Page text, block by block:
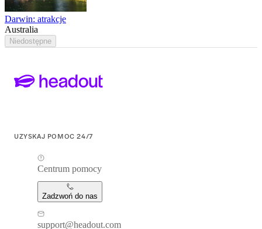
Darwin: atrakcje
Australia
Niedostępne
UZYSKAJ POMOC 24/7
Centrum pomocy
Zadzwoń do nas
support@headout.com